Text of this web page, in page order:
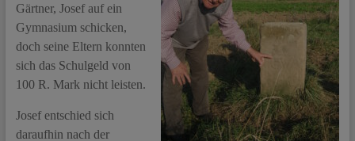
Gärtner, Josef auf ein
Gymnasium schicken,
doch seine Eltern konnten
sich das Schulgeld von
100 R. Mark nicht leisten.
Josef entschied sich
daraufhin nach der